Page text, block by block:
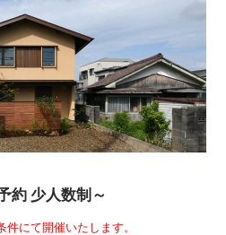
約 少人数制～
にて開催いたします。